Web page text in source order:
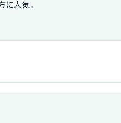
人気。